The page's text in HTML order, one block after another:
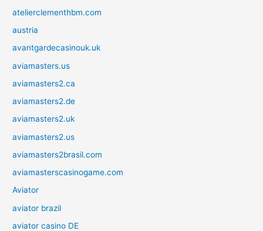
atelierclementhbm.com
austria
avantgardecasinouk.uk
aviamasters.us
aviamasters2.ca
aviamasters2.de
aviamasters2.uk
aviamasters2.us
aviamasters2brasil.com
aviamasterscasinogame.com
Aviator
aviator brazil
aviator casino DE